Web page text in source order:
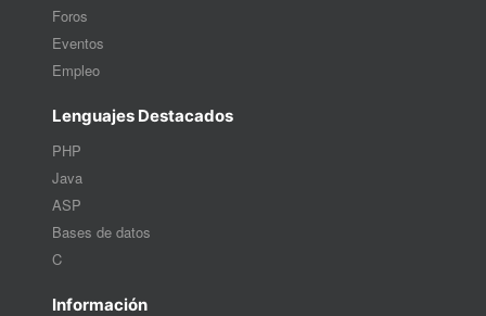
Foros
Eventos
Empleo
Lenguajes Destacados
PHP
Java
ASP
Bases de datos
C
Información